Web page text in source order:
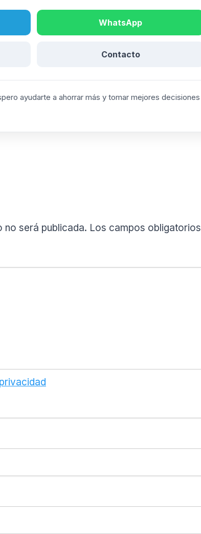
WhatsApp
Contacto
ayudarte a ahorrar más y tomar mejores decisiones
será publicada. Los campos obligatorios